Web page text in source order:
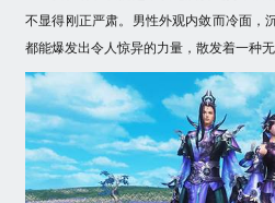
不显得刚正严肃。男性外观内敛而冷面，
都能爆发出令人惊异的力量，散发着一种无